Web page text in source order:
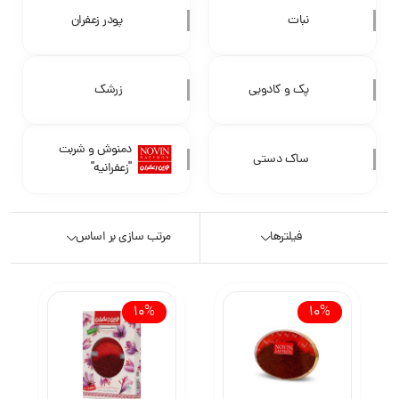
نبات پودر زعفران
پک و کادویی زرشک
ساک دستی
دمنوش و شربت
"زعفرانیه"
فیلترها مرتب سازی بر اساس
10%
10%